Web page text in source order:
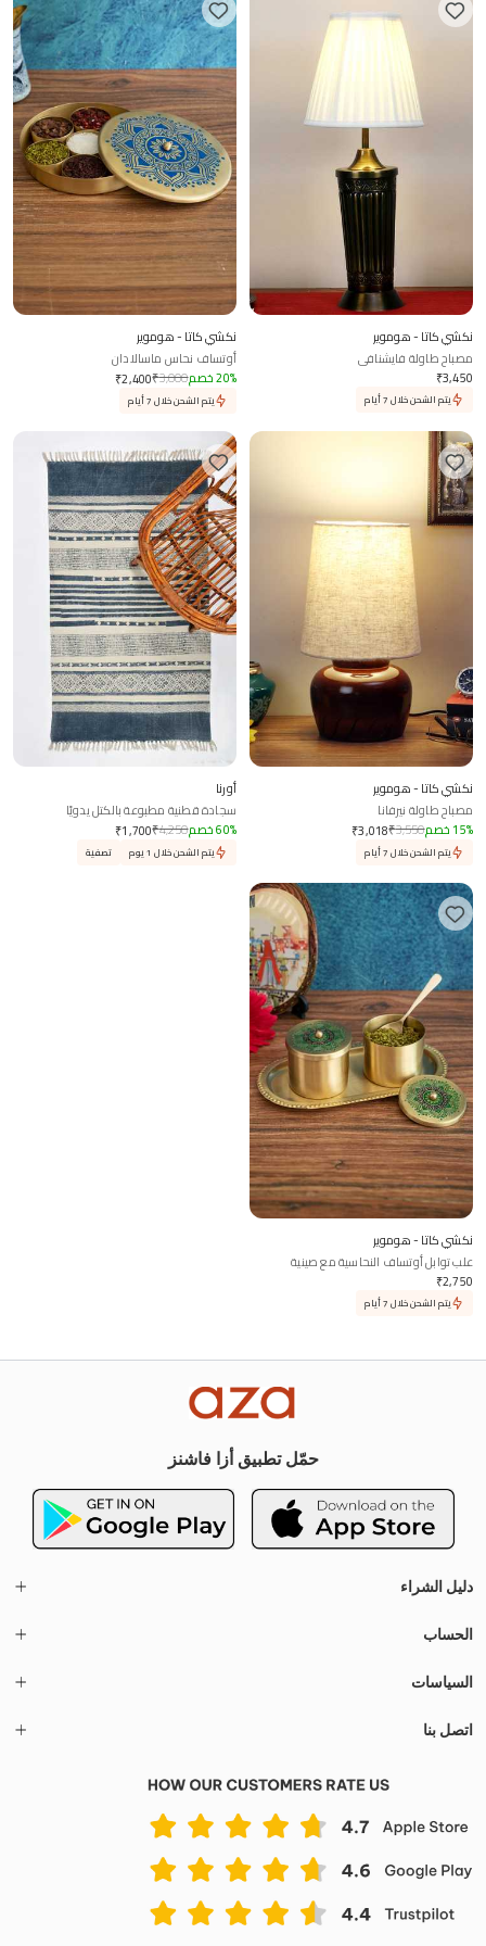
نكشي كاتا - هوموير
مصباح طاولة فايشنافي
₹3,450
يتم الشحن خلال 7 أيام
نكشي كاتا - هوموير
أوتساف نحاس ماسالادان
₹2,400₹3,000 20% خصم
يتم الشحن خلال 7 أيام
نكشي كاتا - هوموير
مصباح طاولة نيرفانا
₹3,018₹3,550 15% خصم
يتم الشحن خلال 7 أيام
أورنا
سجادة قطنية مطبوعة بالكتل يدويًا
₹1,700₹4,250 60% خصم
يتم الشحن خلال 1 يوم تصفية
نكشي كاتا - هوموير
علب توابل أوتساف النحاسية مع صينية
وملعقة
₹2,750
يتم الشحن خلال 7 أيام
حمّل تطبيق أزا فاشنز
دليل الشراء
الحساب
السياسات
اتصل بنا